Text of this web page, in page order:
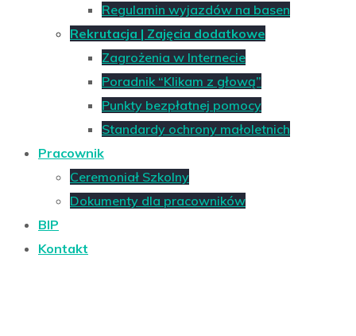
Regulamin wyjazdów na basen
Rekrutacja | Zajęcia dodatkowe
Zagrożenia w Internecie
Poradnik “Klikam z głową”
Punkty bezpłatnej pomocy
Standardy ochrony małoletnich
Pracownik
Ceremoniał Szkolny
Dokumenty dla pracowników
BIP
Kontakt